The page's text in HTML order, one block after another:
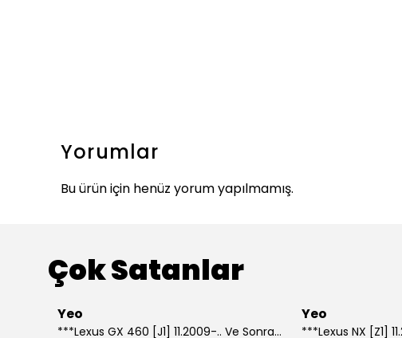
Yorumlar
Bu ürün için henüz yorum yapılmamış.
Çok Satanlar
Yeo
***Lexus GX 460 [J1] 11.2009-.. Ve Sonrası Model Yılları İçin Uyumlu Yeo Arka Silecek
Yeo